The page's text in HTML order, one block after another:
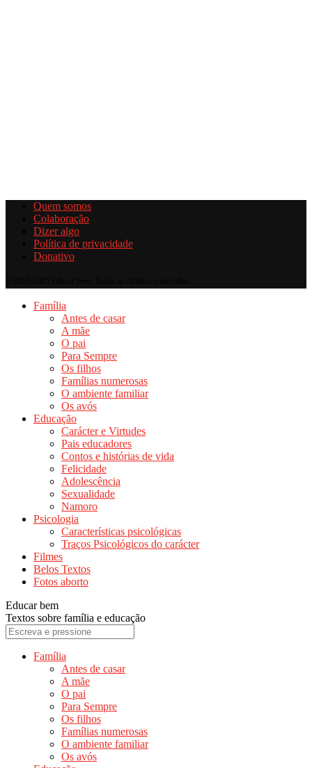
Quem somos
Colaboração
Dizer algo
Política de privacidade
Donativo
Família
Antes de casar
A mãe
O pai
Para Sempre
Os filhos
Famílias numerosas
O ambiente familiar
Os avós
Educação
Carácter e Virtudes
Pais educadores
Contos e histórias de vida
Felicidade
Adolescência
Sexualidade
Namoro
Psicologia
Características psicológicas
Traços Psicológicos do carácter
Filmes
Belos Textos
Fotos aborto
Educar bem
Textos sobre família e educação
Família
Antes de casar
A mãe
O pai
Para Sempre
Os filhos
Famílias numerosas
O ambiente familiar
Os avós